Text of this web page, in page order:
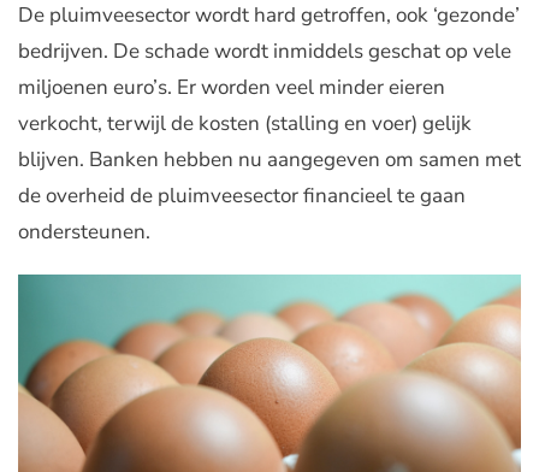
De pluimveesector wordt hard getroffen, ook ‘gezonde’
bedrijven. De schade wordt inmiddels geschat op vele
miljoenen euro’s. Er worden veel minder eieren
verkocht, terwijl de kosten (stalling en voer) gelijk
blijven. Banken hebben nu aangegeven om samen met
de overheid de pluimveesector financieel te gaan
ondersteunen.